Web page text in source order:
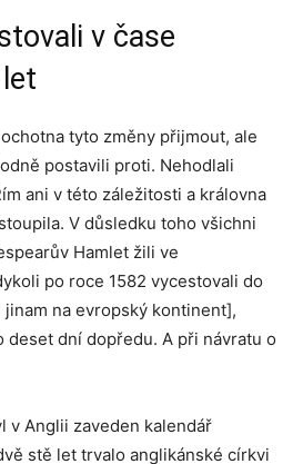
v čase
tyto změny přijmout, ale
postavili proti. Nehodlali
ani v této záležitosti a královna
V důsledku toho všichni
Hamlet žili ve
po roce 1582 vycestovali do
na evropský kontinent],
deset dní dopředu. A při návratu o
v Anglii zaveden kalendář
stě let trvalo anglikánské církvi